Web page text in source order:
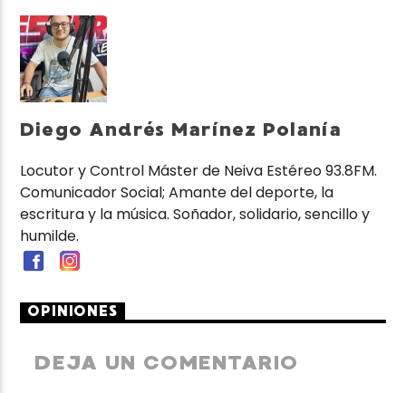
Diego Andrés Marínez Polanía
Locutor y Control Máster de Neiva Estéreo 93.8FM.
Comunicador Social; Amante del deporte, la
escritura y la música. Soñador, solidario, sencillo y
humilde.
OPINIONES
DEJA UN COMENTARIO